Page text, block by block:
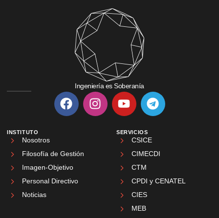
Ingeniería es Soberanía
INSTITUTO
Nosotros
Filosofía de Gestión
Imagen-Objetivo
Personal Directivo
Noticias
SERVICIOS
CSICE
CIMECDI
CTM
CPDI y CENATEL
CIES
MEB